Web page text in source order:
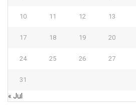
10 11 12 13
17 18 19 20
24 25 26 27
31
« Jul